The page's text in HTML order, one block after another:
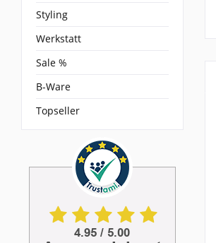
Styling
Werkstatt
Sale %
B-Ware
Topseller